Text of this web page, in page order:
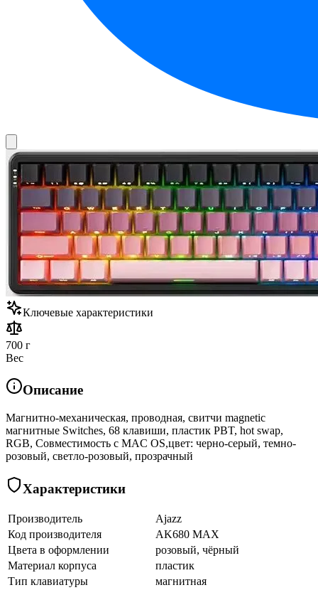
Ключевые характеристики
700 г
Вес
Описание
Магнитно-механическая, проводная, свитчи magnetic
магнитные Switches, 68 клавиши, пластик PBT, hot swap,
RGB, Совместимость с MAC OS,цвет: черно-серый, темно-
розовый, светло-розовый, прозрачный
Характеристики
Производитель
Ajazz
Код производителя
AK680 MAX
Цвета в оформлении
розовый, чёрный
Материал корпуса
пластик
Тип клавиатуры
магнитная